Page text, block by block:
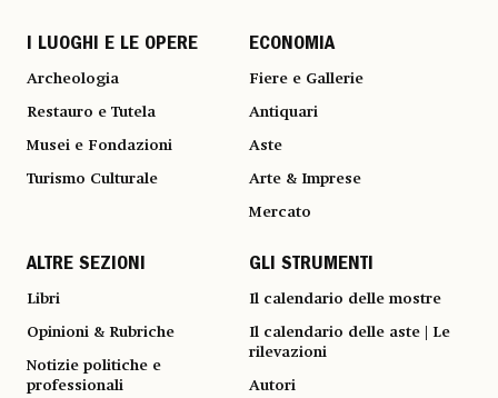
I LUOGHI E LE OPERE
Archeologia
Restauro e Tutela
Musei e Fondazioni
Turismo Culturale
ECONOMIA
Fiere e Gallerie
Antiquari
Aste
Arte & Imprese
Mercato
ALTRE SEZIONI
Libri
Opinioni & Rubriche
Notizie politiche e
professionali
GLI STRUMENTI
Il calendario delle mostre
Il calendario delle aste | Le
rilevazioni
Autori